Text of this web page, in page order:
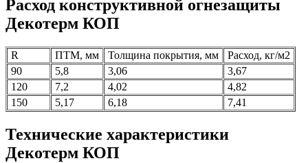
Расход конструктивной огнезащиты
Декотерм КОП
R ПТМ, мм Толщина покрытия, мм
Расход, кг/м2
90
5,8 3,06
3,67
120
7,2 4,02
4,82
150
5,17 6,18 7,41
Технические характеристики
Декотерм КОП